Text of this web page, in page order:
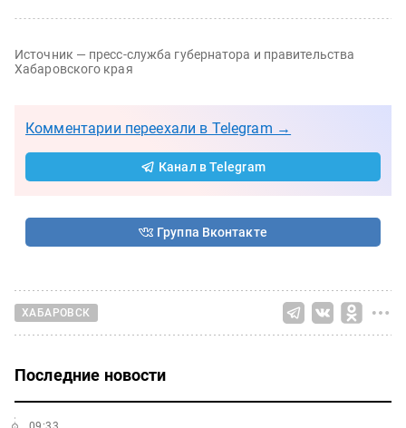
Источник — пресс-служба губернатора и правительства
Хабаровского края
Комментарии переехали в Telegram →
Канал в Telegram
Группа Вконтакте
ХАБАРОВСК
Последние новости